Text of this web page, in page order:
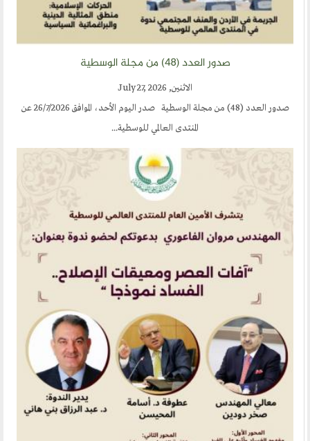
صدور العدد (٤٨) من مجلة الوسطية
الاثنين, July 27, 2026
صدور العدد (48) من مجلة الوسطية صدر اليوم الأحد، الموافق 26/7/2026 عن
المنتدى العالمي للوسطية...